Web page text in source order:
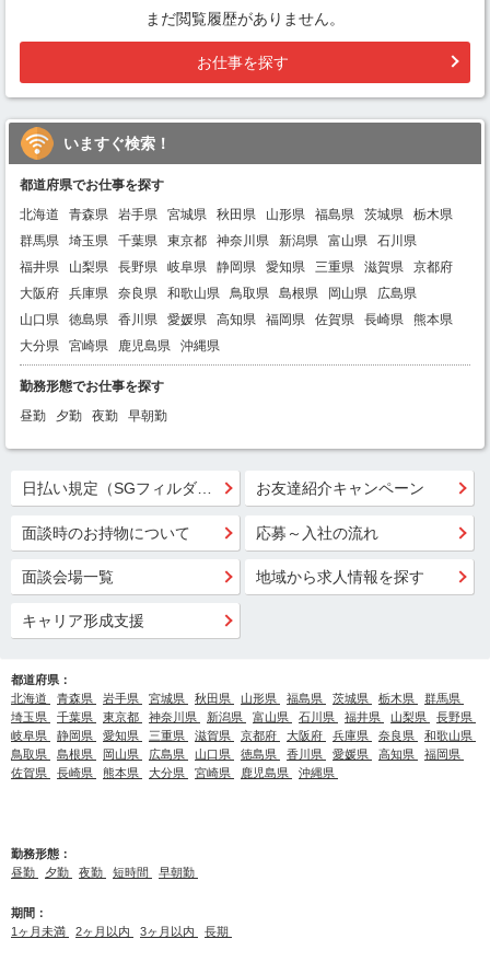
まだ閲覧履歴がありません。
お仕事を探す
いますぐ検索！
都道府県でお仕事を探す
北海道
青森県 岩手県 宮城県 秋田県 山形県 福島県 茨城県
栃木県
群馬県
埼玉県 千葉県 東京都 神奈川県 新潟県 富山県
石川県
福井県
山梨県 長野県 岐阜県 静岡県 愛知県 三重県 滋賀県
京都府
大阪府
兵庫県 奈良県 和歌山県 鳥取県 島根県 岡山県
広島県
山口県
徳島県 香川県 愛媛県 高知県 福岡県 佐賀県 長崎県
熊本県
大分県
宮崎県 鹿児島県 沖縄県
勤務形態でお仕事を探す
昼勤
夕勤 夜勤 早朝勤
日払い規定（SGフィルダー） お友達紹介キャンペーン
面談時のお持物について 応募～入社の流れ
面談会場一覧 地域から求人情報を探す
キャリア形成支援
都道府県：
北海道
青森県 岩手県 宮城県 秋田県 山形県 福島県 茨城県 栃木県
群馬県
埼玉県
千葉県 東京都 神奈川県 新潟県 富山県 石川県 福井県 山梨県
長野県
岐阜県
静岡県 愛知県 三重県 滋賀県 京都府 大阪府 兵庫県 奈良県
和歌山県
鳥取県
島根県 岡山県 広島県 山口県 徳島県 香川県 愛媛県 高知県
福岡県
佐賀県
長崎県 熊本県 大分県 宮崎県 鹿児島県 沖縄県
勤務形態：
昼勤
夕勤 夜勤 短時間 早朝勤
期間：
1ヶ月未満
2ヶ月以内 3ヶ月以内 長期